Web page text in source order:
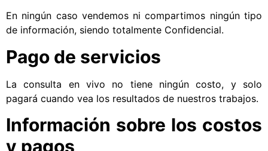
En ningún caso vendemos ni compartimos ningún tipo
de información, siendo totalmente Confidencial.
Pago de servicios
La consulta en vivo no tiene ningún costo, y solo
pagará cuando vea los resultados de nuestros trabajos.
Información sobre los costos
y pagos